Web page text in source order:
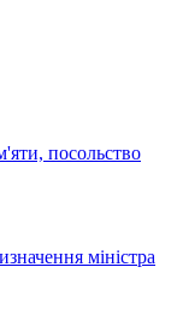
посольство
міністра